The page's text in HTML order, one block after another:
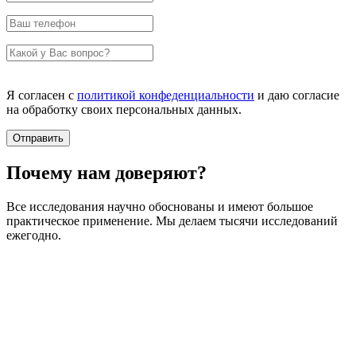
Я согласен с политикой конфеденциальности и даю согласие
на обработку своих персональных данных.
Почему нам доверяют?
Все исследования научно обоснованы и имеют большое
практическое применение. Мы делаем тысячи исследований
ежегодно.